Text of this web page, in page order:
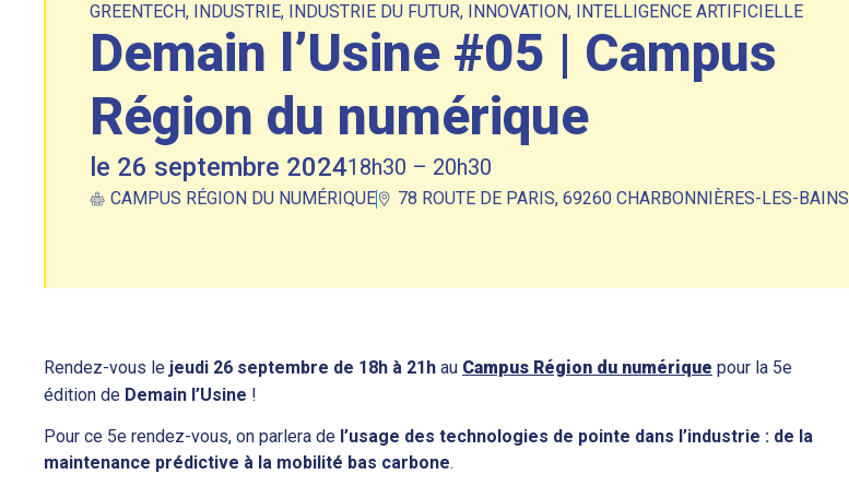
GREENTECH, INDUSTRIE, INDUSTRIE DU FUTUR, INNOVATION, INTELLIGENCE ARTIFICIELLE
Demain l’Usine #05 | Campus
Région du numérique
le 26 septembre 202418h30 – 20h30
CAMPUS RÉGION DU NUMÉRIQUE 78 ROUTE DE PARIS, 69260 CHARBONNIÈRES-LES-BAINS
Rendez-vous le jeudi 26 septembre de 18h à 21h au Campus Région du numérique pour la 5e
édition de Demain l’Usine !
Pour ce 5e rendez-vous, on parlera de l’usage des technologies de pointe dans l’industrie : de la
maintenance prédictive à la mobilité bas carbone.